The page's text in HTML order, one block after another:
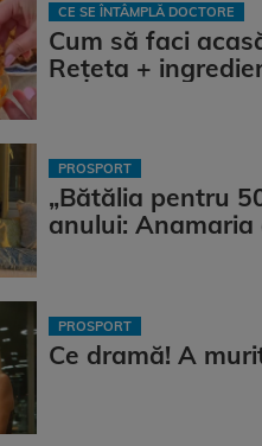
CE SE ÎNTÂMPLĂ DOCTORE
Cum să faci
Rețeta +
PROSPORT
„Bătălia pentru
anului:
PROSPORT
Ce dramă! A